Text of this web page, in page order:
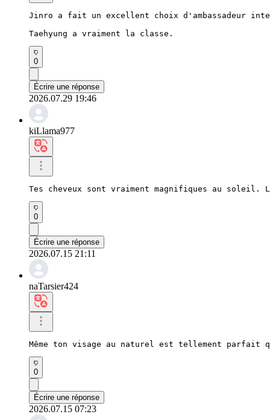
Jinro a fait un excellent choix d'ambassadeur
Taehyung a vraiment la classe.
0
Écrire une réponse
2026.07.29 19:46
kiLlama977
Tes cheveux sont vraiment magnifiques au
0
Écrire une réponse
2026.07.15 21:11
naTarsier424
Même ton visage au naturel est tellement parfait
0
Écrire une réponse
2026.07.15 07:23